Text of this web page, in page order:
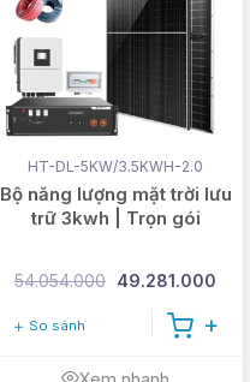
HT-DL-5KW/3.5KWH-2.0
Bộ năng lượng mặt trời lưu
trữ 3kwh | Trọn gói
54.054.000 49.281.000
So sánh